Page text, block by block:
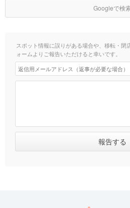
Googleで検
スポット情報に誤りがある場合や、移転・閉
ォームよりご報告いただけると幸いです。